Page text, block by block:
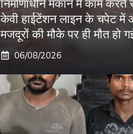
निर्माणाधीन मकान में काम करते
केवी हाईटेंशन लाइन के चपेट में
मजदूरों की मौके पर ही मौत हो
06/08/2026